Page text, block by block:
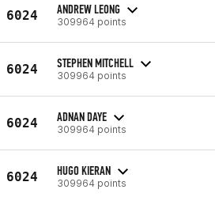
6024 ANDREW LEONG
309964 points
6024 STEPHEN MITCHELL
309964 points
6024 ADNAN DAYE
309964 points
6024 HUGO KIERAN
309964 points